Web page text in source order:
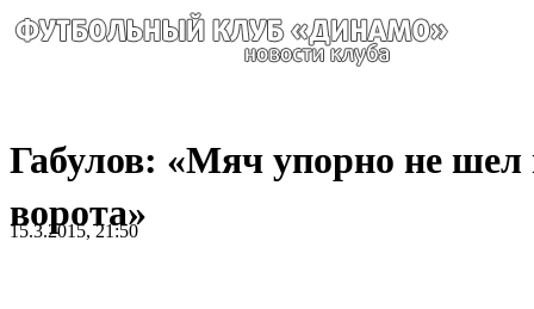
Габулов: «Мяч упорно не шел
ворота»
15.3.2015, 21:50